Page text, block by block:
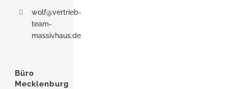
wolf@vertrieb-
team-
massivhaus.de
Büro
Mecklenburg